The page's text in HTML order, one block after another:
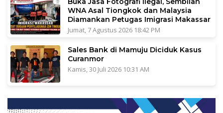
WNA Asal Tiongkok dan Malaysia
Diamankan Petugas Imigrasi Makassar
Jumat, 7 Agustus 2026 18:42 PM
Sales Bank di Mamuju Diciduk Kasus
Curanmor
Kamis, 30 Juli 2026 10:31 AM